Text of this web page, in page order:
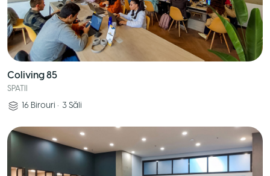
Coliving 85
SPATII
16 Birouri • 3 Săli